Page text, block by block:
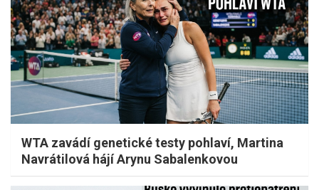
WTA zavádí genetické testy pohlaví, Martina
Navrátilová hájí Arynu Sabalenkovou